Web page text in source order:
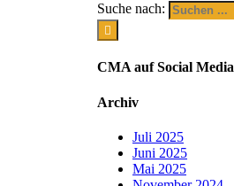
Suche nach:
CMA auf Social Media
Archiv
Juli 2025
Juni 2025
Mai 2025